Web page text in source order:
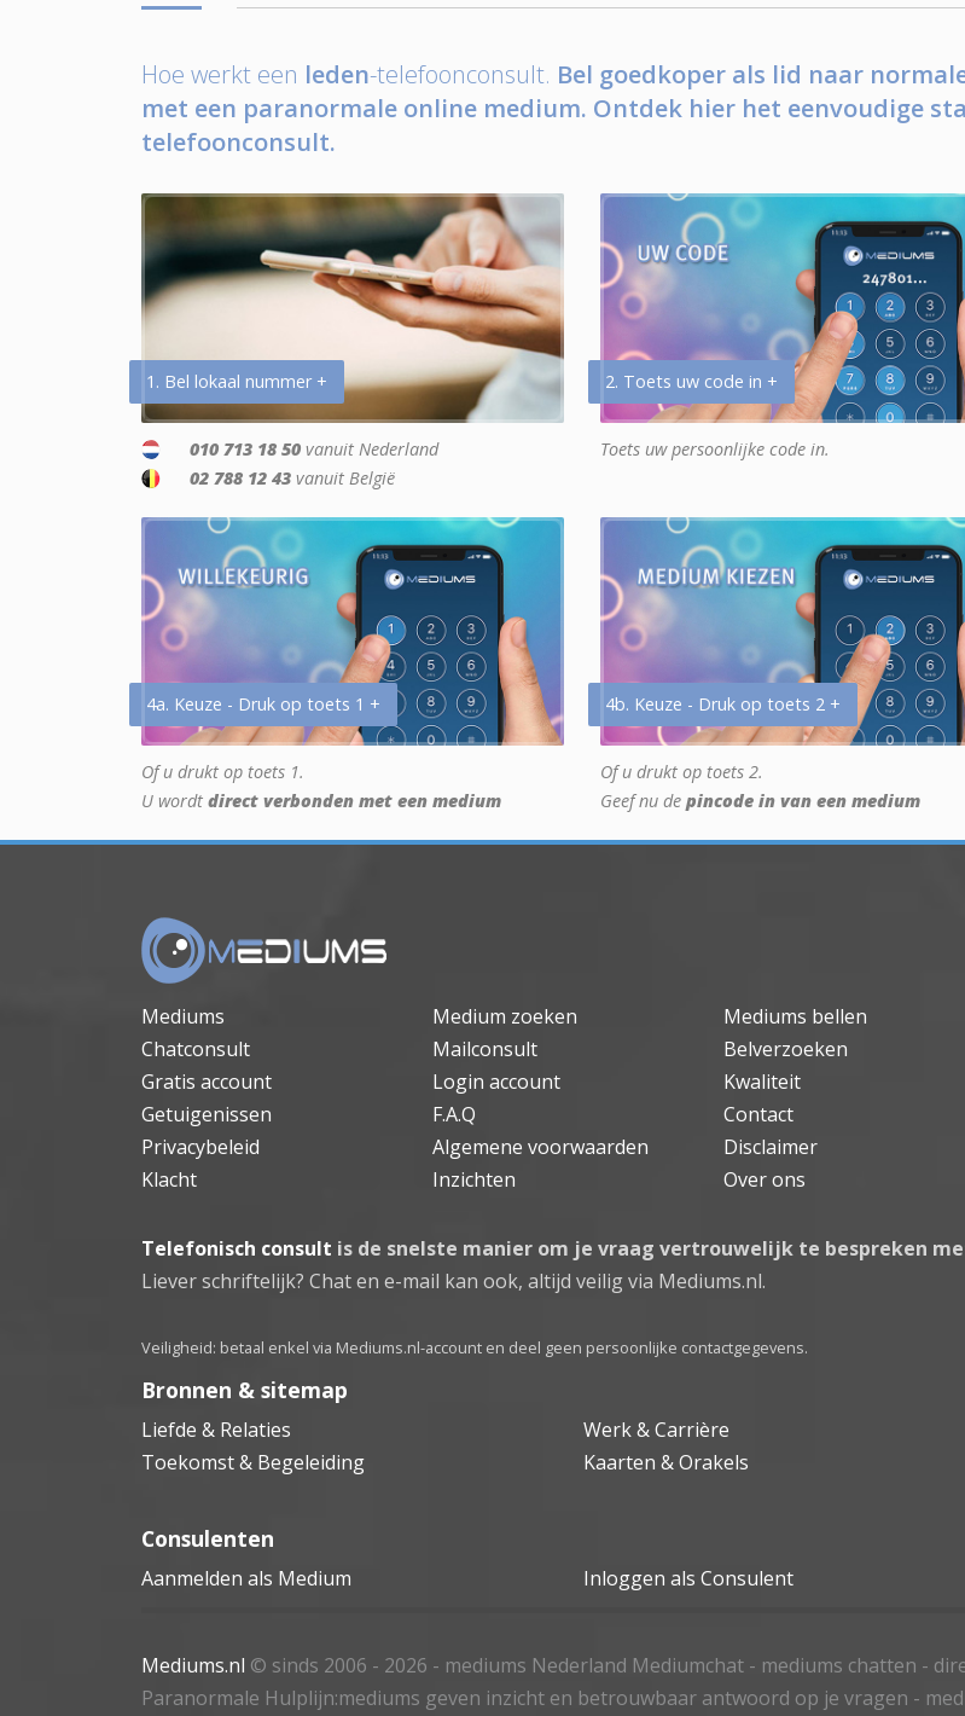
Hoe werkt een leden-telefoonconsult. Bel goedkoper als lid naar
met een paranormale online medium. Ontdek hier het eenvoudige
telefoonconsult.
1. Bel lokaal nummer +
010 713 18 50 vanuit Nederland
02 788 12 43 vanuit België
2. Toets uw code in +
Toets uw persoonlijke code in.
4a. Keuze - Druk op toets 1 +
Of u drukt op toets 1.
U wordt direct verbonden met een medium
4b. Keuze - Druk op toets 2 +
Of u drukt op toets 2.
Geef nu de pincode in van een medium
Mediums Medium zoeken
Mediums bellen
Chatconsult
Mailconsult
Belverzoeken
Gratis account
Login account
Kwaliteit
Getuigenissen
F.A.Q
Contact
Privacybeleid
Algemene voorwaarden
Disclaimer
Klacht
Inzichten Over ons
Telefonisch consult is de snelste manier om je vraag vertrouwelijk te bespreken
Liever schriftelijk? Chat en e-mail kan ook, altijd veilig via Mediums.nl.
Veiligheid: betaal enkel via Mediums.nl-account en deel geen persoonlijke contactgegevens.
Bronnen & sitemap
Liefde & Relaties Werk & Carrière
Toekomst & Begeleiding
Kaarten & Orakels
Consulenten
Aanmelden als Medium Inloggen als Consulent
Mediums.nl © sinds 2006 - 2026 - mediums Nederland Mediumchat - mediums chatten -
Paranormale Hulplijn:mediums geven inzicht en betrouwbaar antwoord op je vragen -